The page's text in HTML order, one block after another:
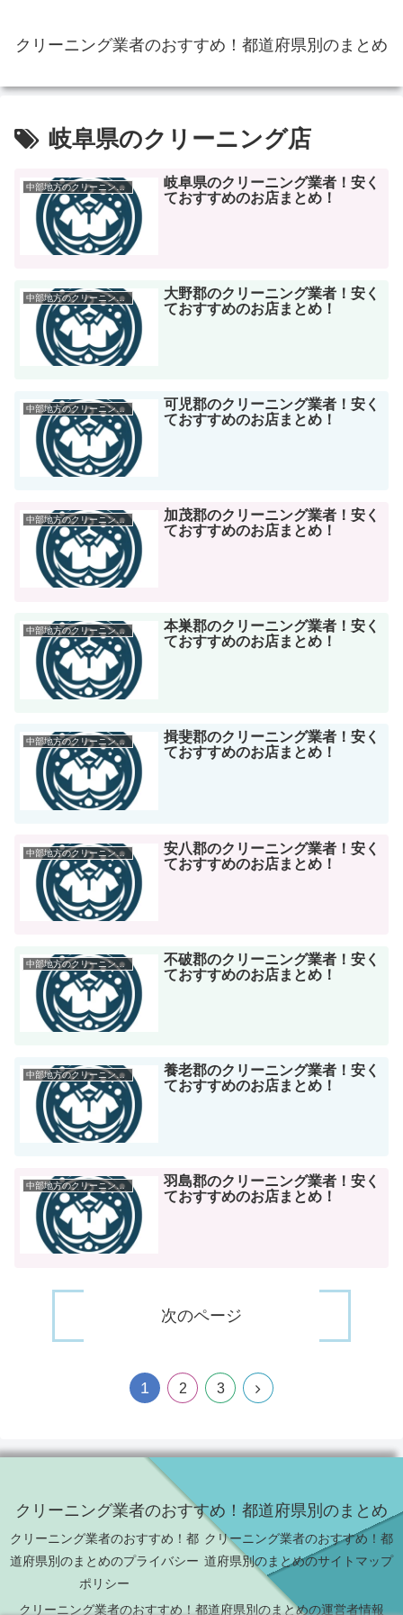
クリーニング業者のおすすめ！都道府県別のまとめ
岐阜県のクリーニング店
中部地方のクリーニング店
岐阜県のクリーニング業者！安く
ておすすめのお店まとめ！
中部地方のクリーニング店
大野郡のクリーニング業者！安く
ておすすめのお店まとめ！
中部地方のクリーニング店
可児郡のクリーニング業者！安く
ておすすめのお店まとめ！
中部地方のクリーニング店
加茂郡のクリーニング業者！安く
ておすすめのお店まとめ！
中部地方のクリーニング店
本巣郡のクリーニング業者！安く
ておすすめのお店まとめ！
中部地方のクリーニング店
揖斐郡のクリーニング業者！安く
ておすすめのお店まとめ！
中部地方のクリーニング店
安八郡のクリーニング業者！安く
ておすすめのお店まとめ！
中部地方のクリーニング店
不破郡のクリーニング業者！安く
ておすすめのお店まとめ！
中部地方のクリーニング店
養老郡のクリーニング業者！安く
ておすすめのお店まとめ！
中部地方のクリーニング店
羽島郡のクリーニング業者！安く
ておすすめのお店まとめ！
次のページ
1 2 3
クリーニング業者のおすすめ！都道府県別のまとめ
クリーニング業者のおすすめ！都
道府県別のまとめのプライバシー
ポリシー
クリーニング業者のおすすめ！都
道府県別のまとめのサイトマップ
クリーニング業者のおすすめ！都道府県別のまとめの運営者情報